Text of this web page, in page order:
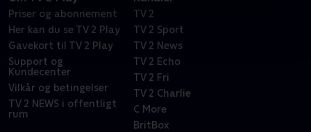
Priser og abonnement
Her kan du se TV 2 Play
Gavekort til TV 2 Play
Support og
Kundecenter
Vilkår og betingelser
TV 2 NEWS i offentligt
rum
TV 2
TV 2 Sport
TV 2 News
TV 2 Echo
TV 2 Fri
TV 2 Charlie
C More
BritBox